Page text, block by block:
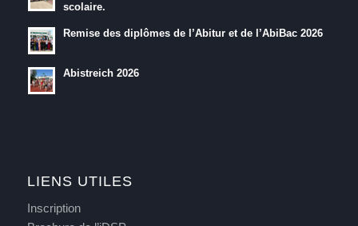
scolaire.
Remise des diplômes de l’Abitur et de l’AbiBac 2026
Abistreich 2026
LIENS UTILES
Inscription